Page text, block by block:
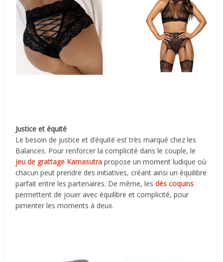
Justice et équité
Le besoin de justice et d’équité est très marqué chez les
Balances. Pour renforcer la complicité dans le couple, le
jeu de grattage Kamasutra propose un moment ludique où
chacun peut prendre des initiatives, créant ainsi un équilibre
parfait entre les partenaires. De même, lesdés coquins
permettent de jouer avec équilibre et complicité, pour
pimenter les moments à deux.